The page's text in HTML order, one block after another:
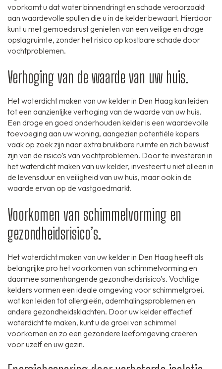
voorkomt u dat water binnendringt en schade veroorzaakt
aan waardevolle spullen die u in de kelder bewaart. Hierdoor
kunt u met gemoedsrust genieten van een veilige en droge
opslagruimte, zonder het risico op kostbare schade door
vochtproblemen.
Verhoging van de waarde van uw huis.
Het waterdicht maken van uw kelder in Den Haag kan leiden
tot een aanzienlijke verhoging van de waarde van uw huis.
Een droge en goed onderhouden kelder is een waardevolle
toevoeging aan uw woning, aangezien potentiële kopers
vaak op zoek zijn naar extra bruikbare ruimte en zich bewust
zijn van de risico’s van vochtproblemen. Door te investeren in
het waterdicht maken van uw kelder, investeert u niet alleen in
de levensduur en veiligheid van uw huis, maar ook in de
waarde ervan op de vastgoedmarkt.
Voorkomen van schimmelvorming en
gezondheidsrisico’s.
Het waterdicht maken van uw kelder in Den Haag heeft als
belangrijke pro het voorkomen van schimmelvorming en
daarmee samenhangende gezondheidsrisico’s. Vochtige
kelders vormen een ideale omgeving voor schimmelgroei,
wat kan leiden tot allergieën, ademhalingsproblemen en
andere gezondheidsklachten. Door uw kelder effectief
waterdicht te maken, kunt u de groei van schimmel
voorkomen en zo een gezondere leefomgeving creëren
voor uzelf en uw gezin.